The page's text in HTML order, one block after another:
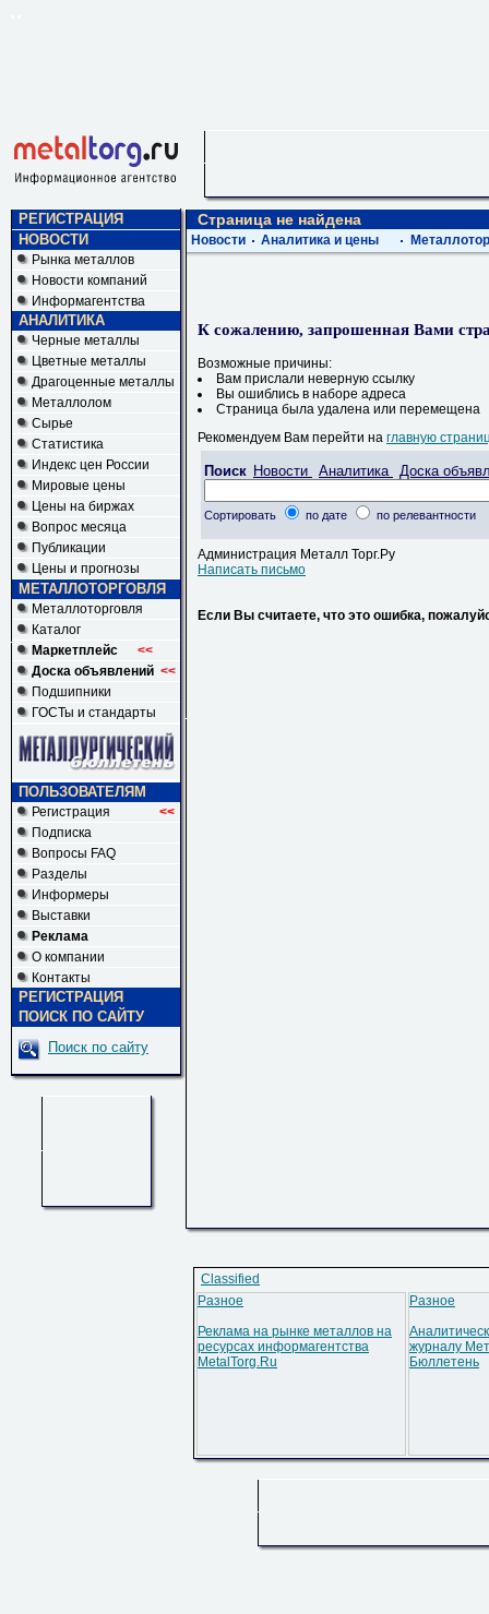
РЕГИСТРАЦИЯ
НОВОСТИ
Рынка металлов
Новости компаний
Информагентства
АНАЛИТИКА
Черные металлы
Цветные металлы
Драгоценные металлы
Металлолом
Сырье
Статистика
Индекс цен России
Мировые цены
Цены на биржах
Вопрос месяца
Публикации
Цены и прогнозы
МЕТАЛЛОТОРГОВЛЯ
Металлоторговля
Каталог
Маркетплейс
<<
Доска объявлений <<
Подшипники
ГОСТы и стандарты
ПОЛЬЗОВАТЕЛЯМ
Регистрация <<
Подписка
Вопросы FAQ
Разделы
Информеры
Выставки
Реклама
О компании
Контакты
РЕГИСТРАЦИЯ
ПОИСК ПО САЙТУ
Поиск по сайту
Страница не найдена
Новости Аналитика и цены
К сожалению, запрошенная Вами
Возможные причины:
Вам прислали неверную ссылку
Вы ошиблись в наборе адреса
Страница была удалена или перемещена
Рекомендуем Вам перейти на главную
Поиск Новости Аналитика Доска
Сортировать по дате по релевантности
Администрация Металл Торг.Ру
Написать письмо
Если Вы считаете, что это ошибка,
Classified
Разное
Реклама на рынке металлов на
ресурсах информагентства
MetalTorg.Ru
Разное
журналу
Бюллетень